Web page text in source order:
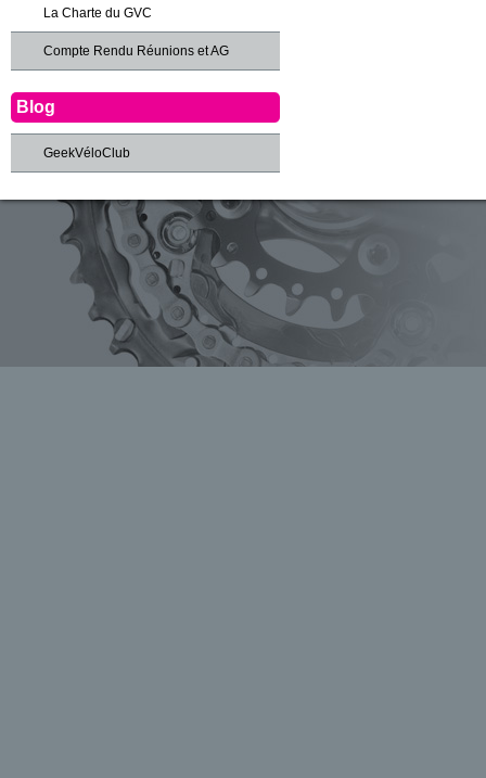
La Charte du GVC
Compte Rendu Réunions et AG
Blog
GeekVéloClub